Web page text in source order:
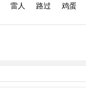
雷人 路过 鸡蛋